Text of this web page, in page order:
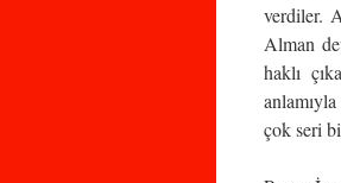
verdiler.
Alman
haklı
çok seri